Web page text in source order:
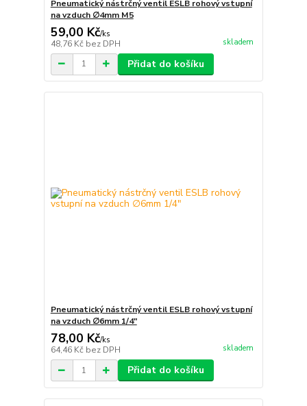
Pneumatický nástrčný ventil ESLB rohový vstupní
na vzduch ∅4mm M5
59,00 Kč/ks
48,76 Kč bez DPH skladem
Přidat do košíku
Pneumatický nástrčný ventil ESLB rohový vstupní
na vzduch ∅6mm 1/4"
78,00 Kč/ks
64,46 Kč bez DPH skladem
Přidat do košíku